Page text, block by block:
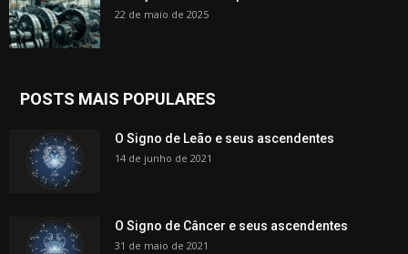
22 de maio de 2025
POSTS MAIS POPULARES
O Signo de Leão e seus ascendentes
14 de junho de 2021
O Signo de Câncer e seus ascendentes
31 de maio de 2021